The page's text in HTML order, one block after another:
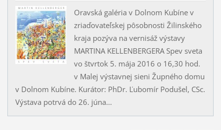
Oravská galéria v Dolnom Kubíne v
zriaďovateľskej pôsobnosti Žilinského
kraja pozýva na vernisáž výstavy
MARTINA KELLENBERGERA Spev sveta
vo štvrtok 5. mája 2016 o 16,30 hod.
v Malej výstavnej sieni Župného domu
v Dolnom Kubíne. Kurátor: PhDr. Ľubomír Podušel, CSc.
Výstava potrvá do 26. júna...